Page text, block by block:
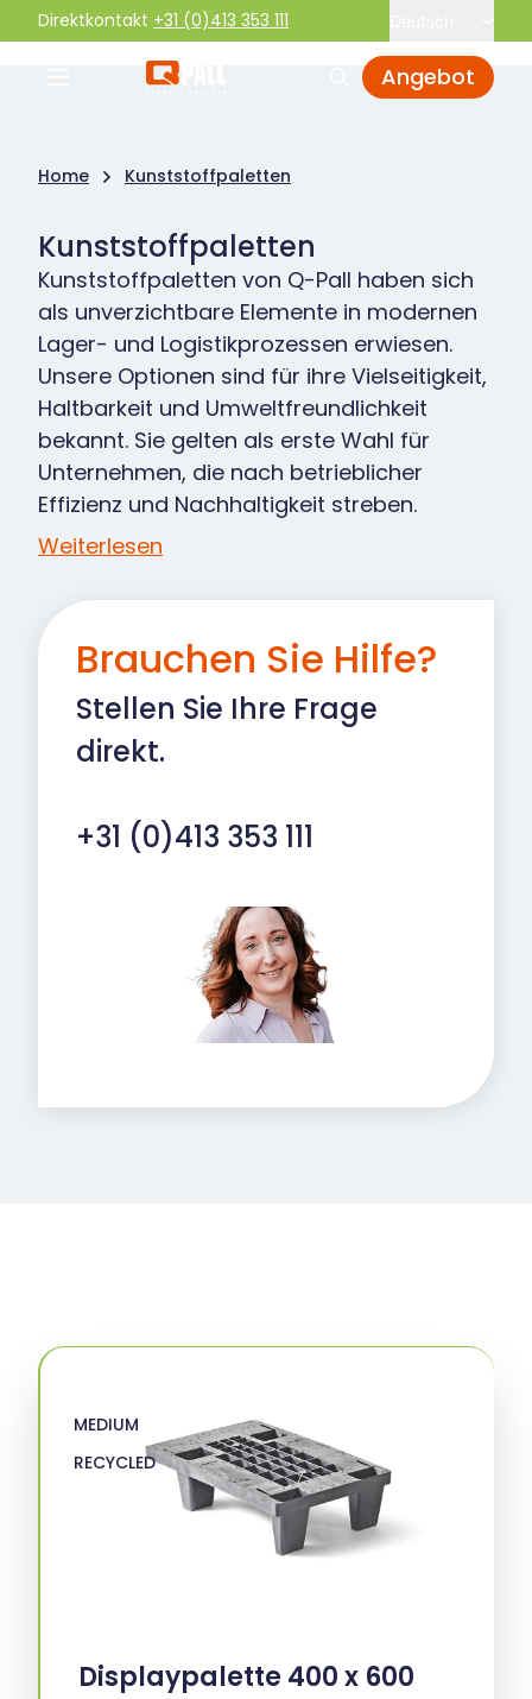
Direktkontakt +31 (0)413 353 111
Angebot
Home Kunststoffpaletten
Kunststoffpaletten
Kunststoffpaletten von Q-Pall haben sich
als unverzichtbare Elemente in modernen
Lager- und Logistikprozessen erwiesen.
Unsere Optionen sind für ihre Vielseitigkeit,
Haltbarkeit und Umweltfreundlichkeit
bekannt. Sie gelten als erste Wahl für
Unternehmen, die nach betrieblicher
Effizienz und Nachhaltigkeit streben.
Weiterlesen
Brauchen Sie Hilfe?
Stellen Sie Ihre Frage
direkt.
+31 (0)413 353 111
MEDIUM
RECYCLED
Displaypalette 400 x 600